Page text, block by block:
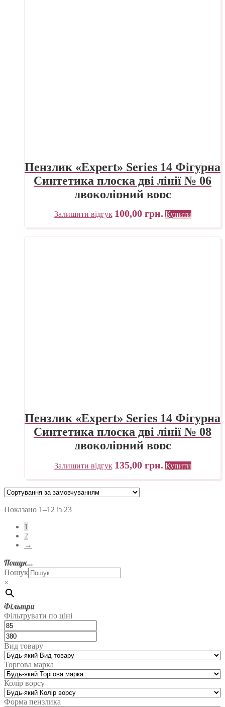
Пензлик «Expert» Series 14 Фігурна
Синтетика плоска дві лінії № 06
двоколірний ворс
Залишити відгук 100,00 грн. Купити
Пензлик «Expert» Series 14 Фігурна
Синтетика плоска дві лінії № 08
двоколірний ворс
Залишити відгук 135,00 грн. Купити
Показано 1–12 із 23
1
2
→
Пошук…
Пошук
×
Фільтри
Фільтрувати по ціні
Вид товару
Торгова марка
Колір ворсу
Форма пензлика